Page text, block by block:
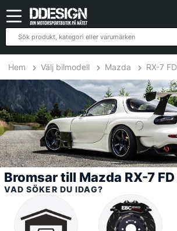
Hem Välj bilmodell Mazda RX-7 FD
Bromsar till Mazda RX-7 FD
VAD SÖKER DU IDAG?